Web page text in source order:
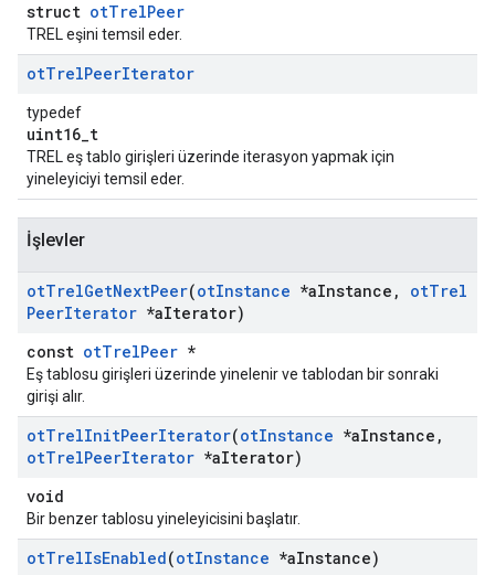
struct otTrelPeer
TREL eşini temsil eder.
otTrelPeerIterator
typedef
uint16_t
TREL eş tablo girişleri üzerinde iterasyon yapmak için
yineleyiciyi temsil eder.
İşlevler
otTrelGetNextPeer(otInstance *aInstance , otTrel
PeerIterator *aIterator)
const otTrelPeer *
Eş tablosu girişleri üzerinde yinelenir ve tablodan bir sonraki
girişi alır.
otTrelInitPeerIterator(otInstance *aInstance ,
otTrelPeerIterator *aIterator)
void
Bir benzer tablosu yineleyicisini başlatır.
otTrelIsEnabled(otInstance *aInstance)